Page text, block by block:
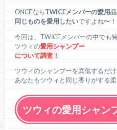
ONCEならTWICEメンバーの愛用
同じものを愛用したいですよね〜！
今回は、TWICEメンバーの中でも
ツウィの愛用シャンプー
について調査！
ツウィのシャンプーを真似するだけ
あなたもツウィと同じ香りがする
ツウィの愛用シャン